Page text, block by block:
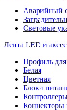
Аварийный
Световые
Лента LED и
Профиль
Белая
Цветная
Блоки
Коннекторы